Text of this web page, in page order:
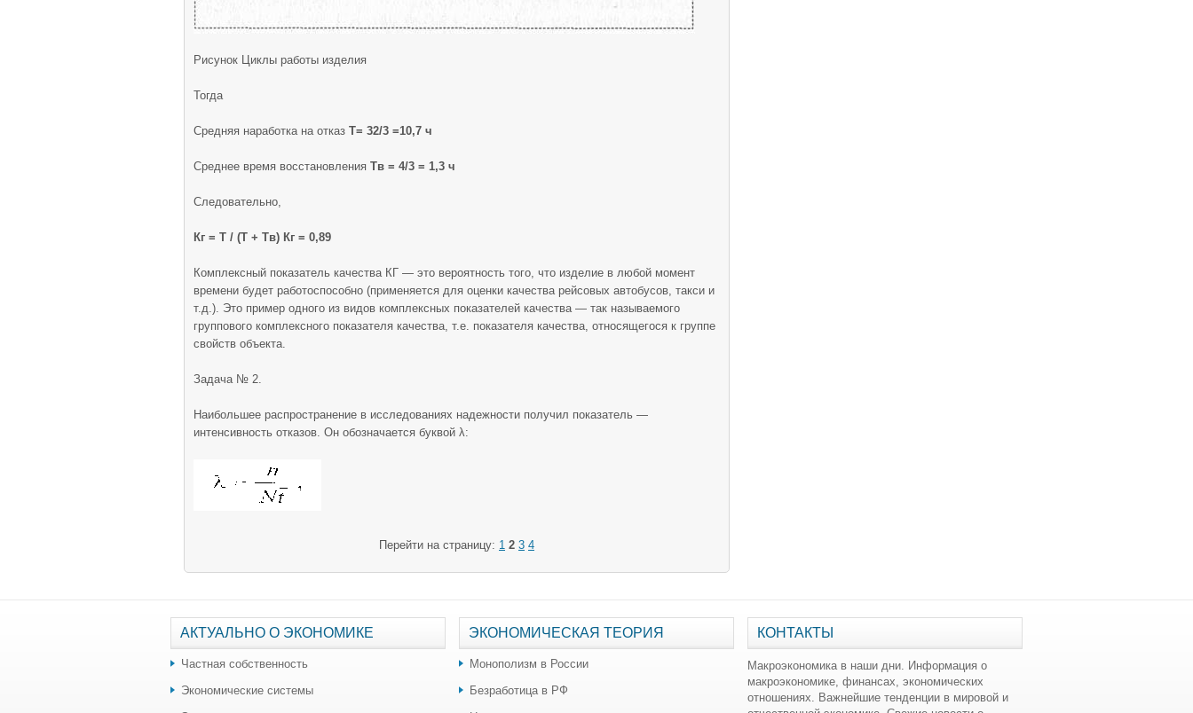
Рисунок Циклы работы изделия
Тогда
Средняя наработка на отказ Т= 32/3 =10,7 ч
Среднее время восстановления Тв = 4/3 = 1,3 ч
Следовательно,
Кг = Т / (Т + Тв) Кг = 0,89
Комплексный показатель качества КГ — это вероятность того, что изделие в любой момент
времени будет работоспособно (при­меняется для оценки качества рейсовых автобусов, такси и
т.д.). Это пример одного из видов комплексных показателей каче­ства — так называемого
группового комплексного показателя ка­чества, т.е. показателя качества, относящегося к группе
свойств объекта.
Задача № 2.
Наибольшее распространение в исследованиях надежности получил показатель —
интенсивность отказов. Он обозначается буквой λ:
Перейти на страницу: 1 2 3 4
АКТУАЛЬНО О ЭКОНОМИКЕ
Частная собственность
Экономические системы
ЭКОНОМИЧЕСКАЯ ТЕОРИЯ
Монополизм в России
Безработица в РФ
КОНТАКТЫ
Макроэкономика в наши дни. Информация о
макроэкономике, финансах, экономических
отношениях. Важнейшие тенденции в мировой и